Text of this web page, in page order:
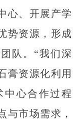
心、开展产学
势资源，形成
队。“我们深
膏资源化利用
中心合作过程
与市场需求，